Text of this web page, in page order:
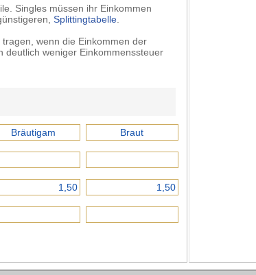
Singles müssen ihr Einkommen
Splittingtabelle.
wenn die Einkommen der
deutlich weniger Einkommenssteuer